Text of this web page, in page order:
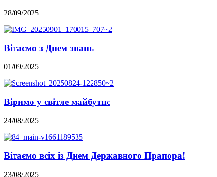
28/09/2025
Вітаємо з Днем знань
01/09/2025
Віримо у світле майбутнє
24/08/2025
Вітаємо всіх із Днем Державного Прапора!
23/08/2025